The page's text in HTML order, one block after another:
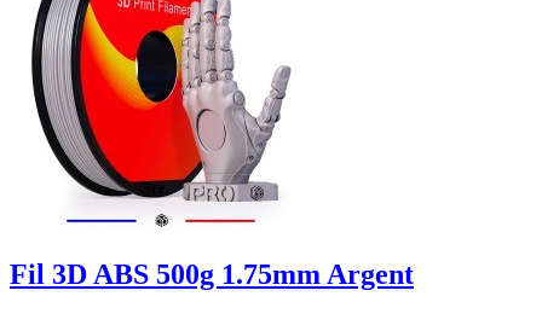
Fil 3D ABS 500g 1.75mm Argent